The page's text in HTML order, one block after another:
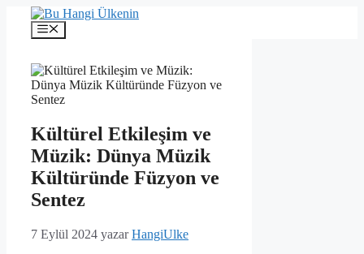
İçeriğe
Menü
Kültürel Etkileşim ve
Müzik: Dünya Müzik
Kültüründe Füzyon ve
Sentez
7 Eylül 2024 yazarHangiUlke